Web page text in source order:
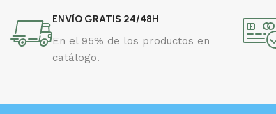
ENVÍO GRATIS 24/48H
En el 95% de los productos en
catálogo.